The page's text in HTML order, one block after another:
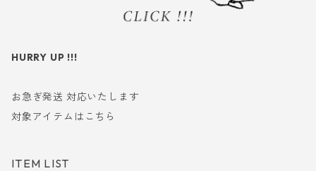
HURRY UP !!!
お急ぎ発送 対応いたします
対象アイテムはこちら
ITEM LIST